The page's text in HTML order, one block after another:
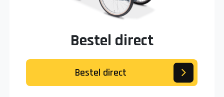
Bestel direct
Bestel direct